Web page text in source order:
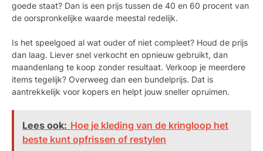
goede staat? Dan is een prijs tussen de 40 en 60 procent van
de oorspronkelijke waarde meestal redelijk.
Is het speelgoed al wat ouder of niet compleet? Houd de prijs
dan laag. Liever snel verkocht en opnieuw gebruikt, dan
maandenlang te koop zonder resultaat. Verkoop je meerdere
items tegelijk? Overweeg dan een bundelprijs. Dat is
aantrekkelijk voor kopers en helpt jouw sneller opruimen.
Lees ook: Hoe je kleding van de kringloop het
beste kunt opfrissen of restylen